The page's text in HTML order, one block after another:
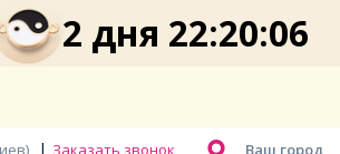
2 дня 22:20:06
Ваш город
| Заказать звонок